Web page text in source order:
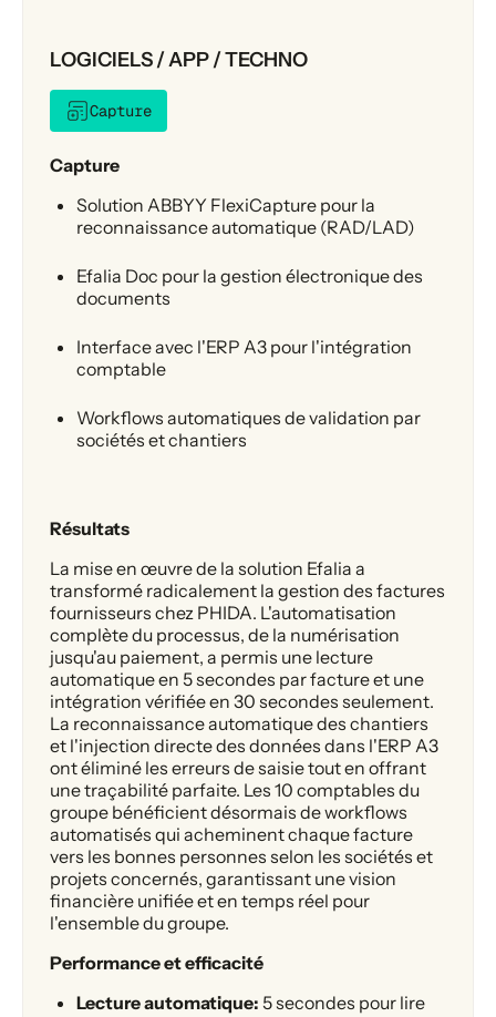
LOGICIELS / APP / TECHNO
Capture
Capture
Solution ABBYY FlexiCapture pour la
reconnaissance automatique (RAD/LAD)
Efalia Doc pour la gestion électronique des
documents
Interface avec l'ERP A3 pour l'intégration
comptable
Workflows automatiques de validation par
sociétés et chantiers
Résultats
La mise en œuvre de la solution Efalia a
transformé radicalement la gestion des factures
fournisseurs chez PHIDA. L'automatisation
complète du processus, de la numérisation
jusqu'au paiement, a permis une lecture
automatique en 5 secondes par facture et une
intégration vérifiée en 30 secondes seulement.
La reconnaissance automatique des chantiers
et l'injection directe des données dans l'ERP A3
ont éliminé les erreurs de saisie tout en offrant
une traçabilité parfaite. Les 10 comptables du
groupe bénéficient désormais de workflows
automatisés qui acheminent chaque facture
vers les bonnes personnes selon les sociétés et
projets concernés, garantissant une vision
financière unifiée et en temps réel pour
l'ensemble du groupe.
Performance et efficacité
Lecture automatique: 5 secondes pour lire